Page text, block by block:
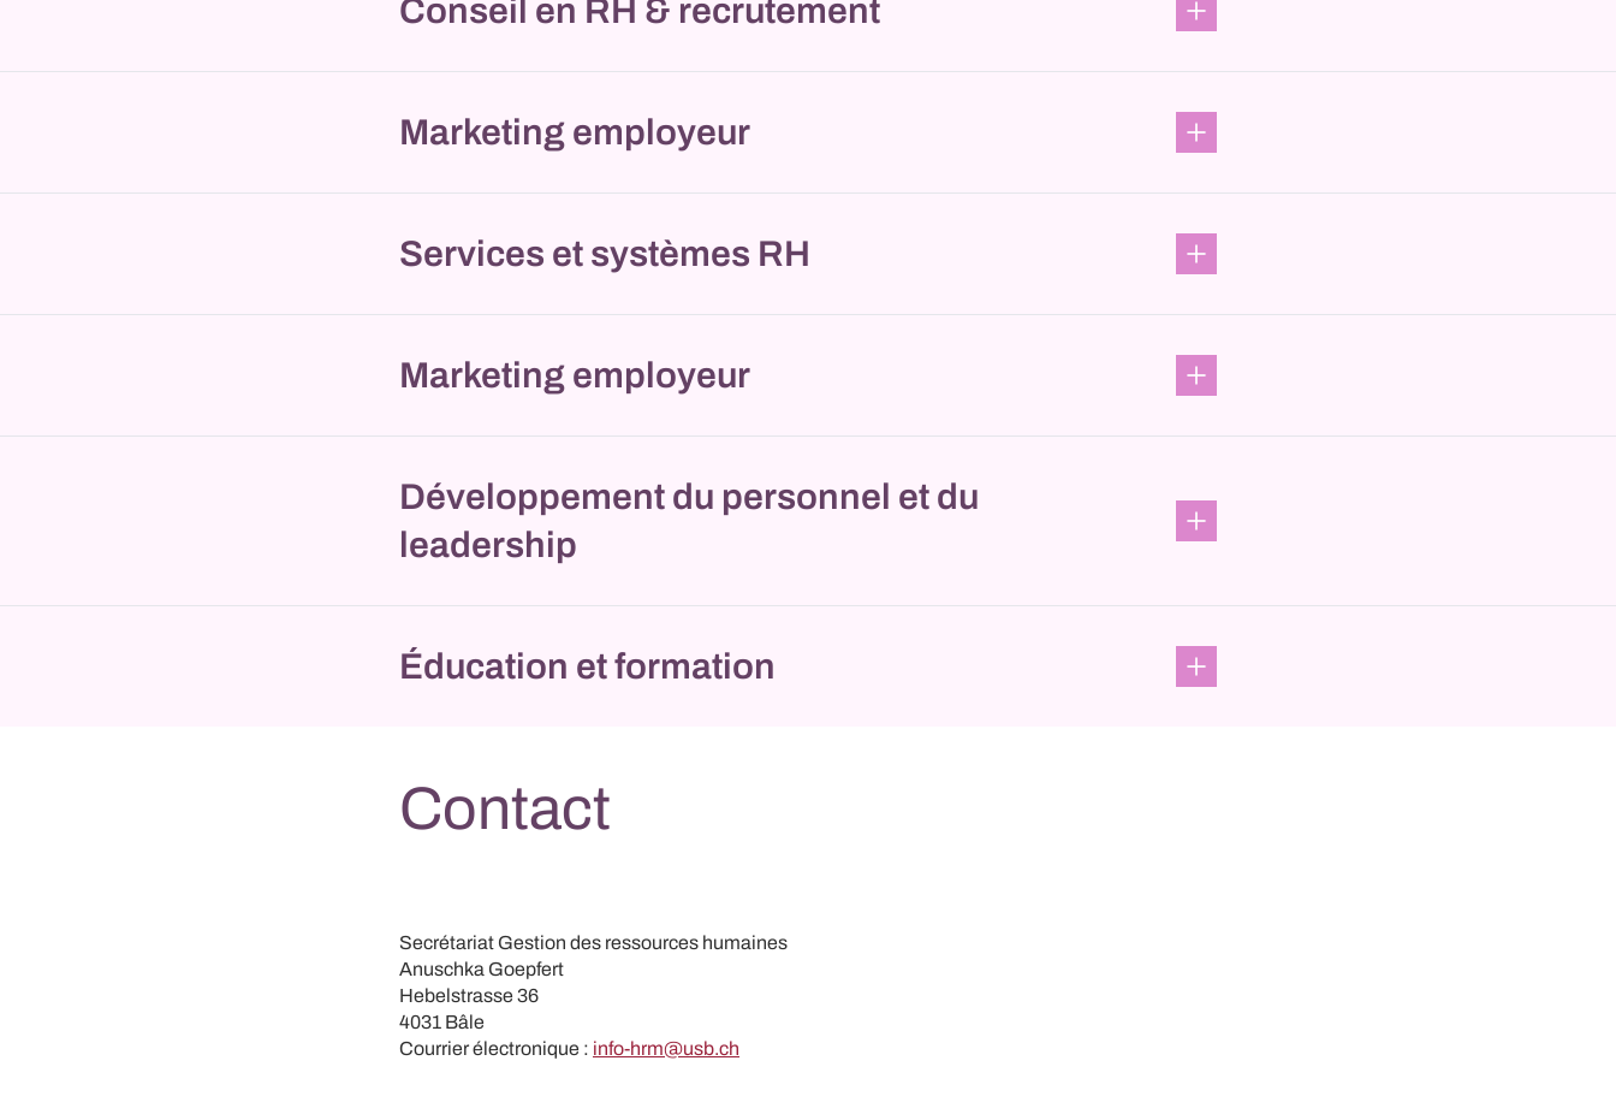
Conseil en RH & recrutement
Marketing employeur
Services et systèmes RH
Marketing employeur
Développement du personnel et du
leadership
Éducation et formation
Contact
Secrétariat Gestion des ressources humaines
Anuschka Goepfert
Hebelstrasse 36
4031 Bâle
Courrier électronique : info-hrm@usb.ch